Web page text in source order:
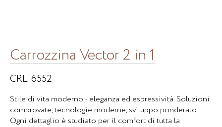
Carrozzina Vector 2 in 1
CRL-6552
Stile di vita moderno - eleganza ed espressività. Soluzioni
comprovate, tecnologie moderne, sviluppo ponderato.
Ogni dettaglio è studiato per il comfort di tutta la